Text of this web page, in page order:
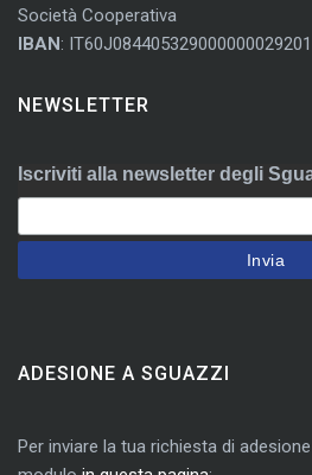
Società Cooperativa
IBAN:
NEWSLETTER
Iscriviti alla newsletter degli
ADESIONE A SGUAZZI
Per inviare la tua richiesta di